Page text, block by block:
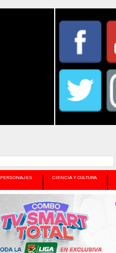
PERSONAJES CIENCIA Y CULTURA